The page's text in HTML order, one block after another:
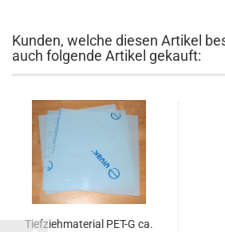
Kunden, welche diesen Artikel
auch folgende Artikel gekauft:
Tiefziehmaterial PET-G ca.